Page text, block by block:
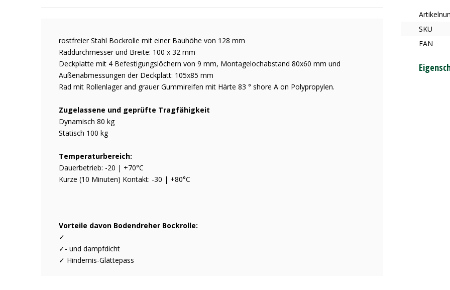
rostfreier Stahl Bockrolle mit einer Bauhöhe von 128 mm
Raddurchmesser und Breite: 100 x 32 mm
Deckplatte mit 4 Befestigungslöchern von 9 mm, Montagelochabstand 80x60 mm und
Außenabmessungen der Deckplatt: 105x85 mm
Rad mit Rollenlager and grauer Gummireifen mit Härte 83 ° shore A on Polypropylen.
Zugelassene und geprüfte Tragfähigkeit
Dynamisch 80 kg
Statisch 100 kg
Temperaturbereich:
Dauerbetrieb: -20 | +70°C
Kurze (10 Minuten) Kontakt: -30 | +80°C
Vorteile davon Bodendreher Bockrolle:
✓
✓- und dampfdicht
✓ Hindernis-Glättepass
SKU
EAN